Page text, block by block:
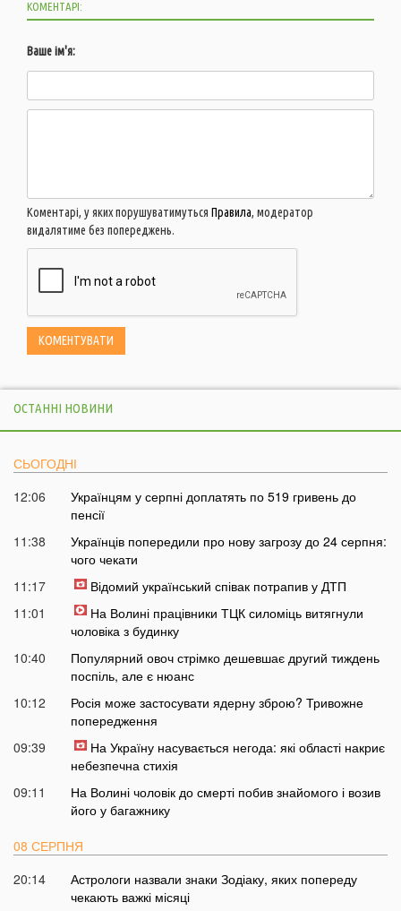
КОМЕНТАРІ:
Ваше ім'я:
Коментарі, у яких порушуватимуться Правила, модератор
видалятиме без попереджень.
ОСТАННІ НОВИНИ
СЬОГОДНІ
12:06
Українцям у серпні доплатять по 519 гривень до
пенсії
11:38
Українців попередили про нову загрозу до 24 серпня:
чого чекати
11:17
Відомий український співак потрапив у ДТП
11:01
На Волині працівники ТЦК силоміць витягнули
чоловіка з будинку
10:40
Популярний овоч стрімко дешевшає другий тиждень
поспіль, але є нюанс
10:12
Росія може застосувати ядерну зброю? Тривожне
попередження
09:39
На Україну насувається негода: які області накриє
небезпечна стихія
09:11
На Волині чоловік до смерті побив знайомого і возив
його у багажнику
08 СЕРПНЯ
20:14
Астрологи назвали знаки Зодіаку, яких попереду
чекають важкі місяці